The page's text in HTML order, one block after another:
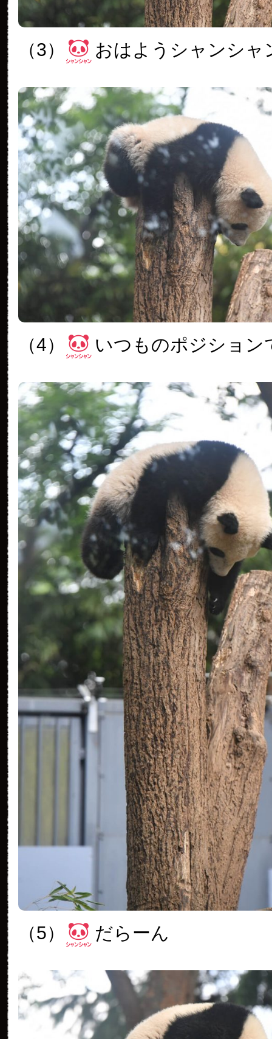
（3） おはようシャンシャ
（4） いつものポジション
（5） だらーん